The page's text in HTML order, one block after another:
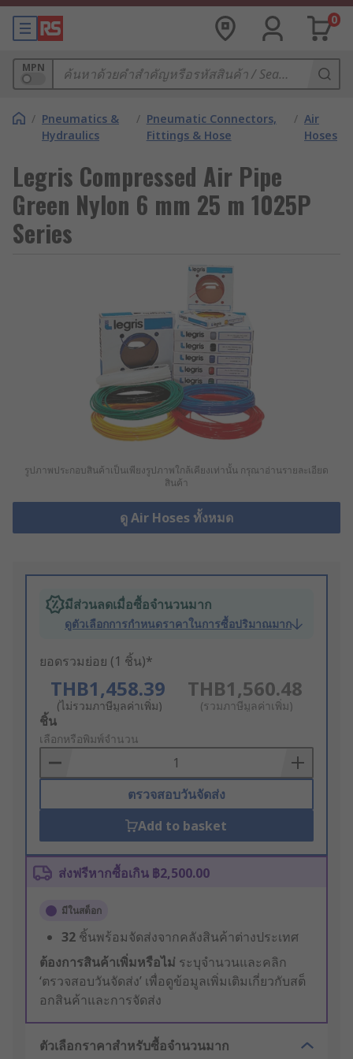
0
MPN
/ Pneumatics &
Hydraulics
/ Pneumatic Connectors,
Fittings & Hose
/ Air
Hoses
Legris Compressed Air Pipe
Green Nylon 6 mm 25 m 1025P
Series
รูปภาพประกอบสินค้าเป็นเพียงรูปภาพใกล้เคียงเท่านั้น กรุณาอ่านรายละเอียด
สินค้า
ดู Air Hoses ทั้งหมด
มีส่วนลดเมื่อซื้อจำนวนมาก
ดูตัวเลือกการกำหนดราคาในการซื้อปริมาณมาก
ยอดรวมย่อย (1 ชิ้น)*
THB1,458.39
(ไม่รวมภาษีมูลค่าเพิ่ม)
THB1,560.48
(รวมภาษีมูลค่าเพิ่ม)
Add
to
Basket
ชิ้น
เลือกหรือพิมพ์จำนวน
ตรวจสอบวันจัดส่ง
Add to basket
ส่งฟรีหากซื้อเกิน ฿2,500.00
มีในสต็อก
32 ชิ้นพร้อมจัดส่งจากคลังสินค้าต่างประเทศ
ต้องการสินค้าเพิ่มหรือไม่ ระบุจำนวนและคลิก
‘ตรวจสอบวันจัดส่ง’ เพื่อดูข้อมูลเพิ่มเติมเกี่ยวกับสต็
อกสินค้าและการจัดส่ง
ตัวเลือกราคาสำหรับซื้อจำนวนมาก